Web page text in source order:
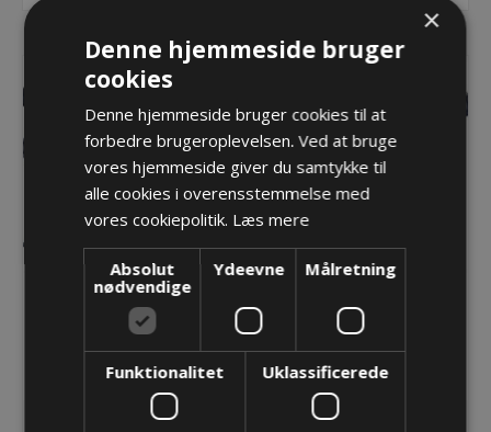
PPCOF flexslange NW23
- sort
Lager: 50 på lager
- sort
Lager: 70 på lager
×
Denne hjemmeside bruger
cookies
Denne hjemmeside bruger cookies til at
forbedre brugeroplevelsen. Ved at bruge
vores hjemmeside giver du samtykke til
alle cookies i overensstemmelse med
vores cookiepolitik. Læs mere
Absolut
nødvendige
Ydeevne Målretning
Funktionalitet Uklassificerede